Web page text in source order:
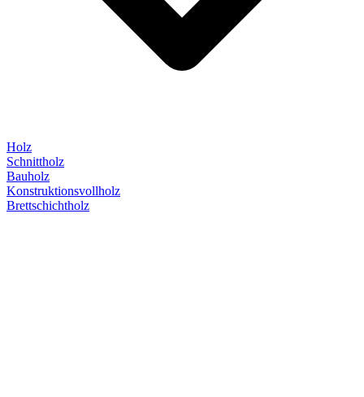
Holz
Schnittholz
Bauholz
Konstruktionsvollholz
Brettschichtholz